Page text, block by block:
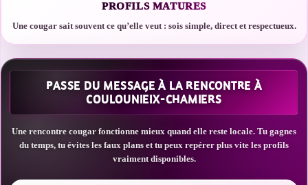
PROFILS MATURES
Une cougar sait souvent ce qu’elle veut : sois simple, direct et respectueux.
PASSE DU MESSAGE À LA RENCONTRE À
COULOUNIEIX-CHAMIERS
Une rencontre cougar fonctionne mieux quand elle reste locale. Tu gagnes
du temps, tu évites les faux plans et tu peux repérer plus vite les profils
vraiment disponibles.